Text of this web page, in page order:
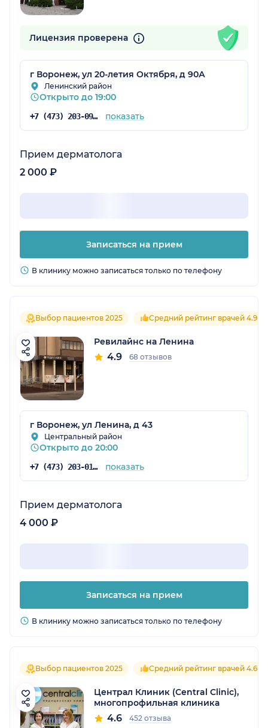
Лицензия проверена
г Воронеж, ул 20-летия Октября, д 90А
Ленинский район
Открыто до 19:00
+7 (473) 203-09-04 показать
Прием дерматолога
2 000 ₽
Записаться на прием
В клинику можно записаться только по телефону
Выбор пациентов 2025 Средний рейтинг врачей 4.9
Ревилайнс на Ленина
4.9 68 отзывов
г Воронеж, ул Ленина, д 43
Центральный район
Открыто до 20:00
+7 (473) 203-01-75 показать
Прием дерматолога
4 000 ₽
Записаться на прием
В клинику можно записаться только по телефону
Выбор пациентов 2025 Средний рейтинг врачей 4.6
Централ Клиник (Central Clinic),
многопрофильная клиника
4.6 452 отзыва